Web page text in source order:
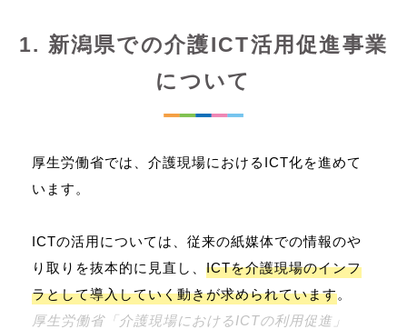
1. 新潟県での介護ICT活用促進事業
について
厚生労働省では、介護現場におけるICT化を進めて
います。
ICTの活用については、従来の紙媒体での情報のや
り取りを抜本的に見直し、 ICTを介護現場のインフ
ラとして導入していく動きが求められています。
厚生労働省「介護現場におけるICTの利用促進」